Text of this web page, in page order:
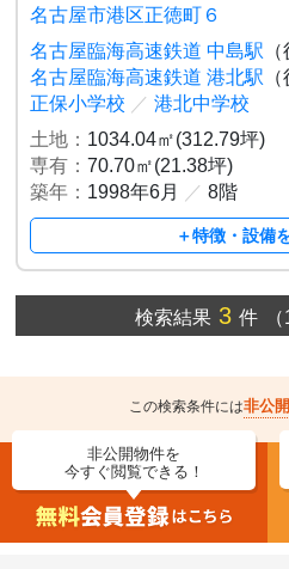
名古屋市港区正徳町６
名古屋臨海高速鉄道 中島駅
名古屋臨海高速鉄道 港北駅
正保小学校 ／ 港北中学校
土地： 1034.04㎡(312.79坪)
専有：70.70㎡(21.38坪)
築年： 1998年6月 ／ 8階
＋特徴・設備
検索結果3 件
この検索条件には非公
非公開物件を
今すぐ閲覧できる！